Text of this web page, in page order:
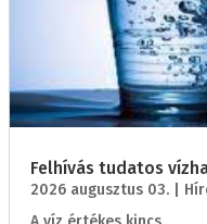
Felhívás tudatos
2026 augusztus 03.